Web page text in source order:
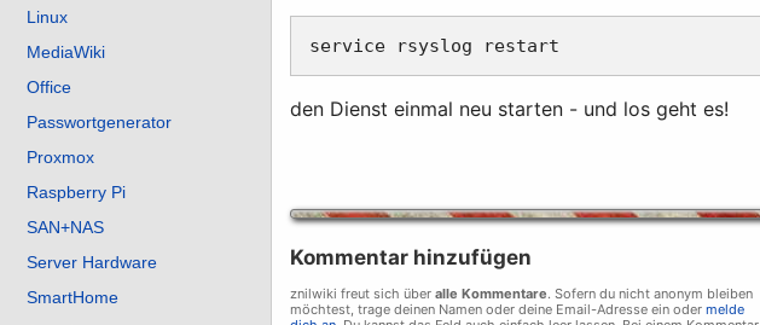
Linux
MediaWiki
Office
Passwortgenerator
Proxmox
Raspberry Pi
SAN+NAS
Server Hardware
SmartHome
den Dienst einmal neu starten - und los geht es!
Kommentar hinzufügen
znilwiki freut sich überalle Kommentare. Sofern du nicht anonym bleiben
möchtest, trage deinen Namen oder deine Email-Adresse ein odermelde